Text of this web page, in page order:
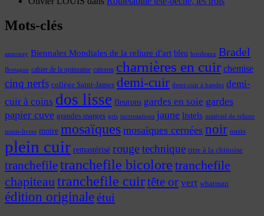
Mots-clés
annonay Biennales Mondiales de la reliure d'art bleu bordeaux Bradel
Bretagne cahier de la quinzaine caisson charnières en cuir chemise
cinq nerfs collège Saint-James demi-cuir demi-cuir à bandes demi-
cuir à coins dos lisse fleurons gardes en soie gardes
papier cuve grandes marges gris incrustations jaune listels matériel de reliure
minis-livres moire mosaïques mosaïques cernées noir oasis
plein cuir remastérisé rougetechnique titre à la chinoise
tranchefiletranchefile bicolore tranchefile
chapiteautranchefile cuirtête or vert whatman
édition originaleétui